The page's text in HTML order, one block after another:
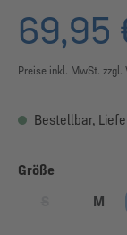
69,95
Preise inkl. MwSt. zzgl.
Bestellbar,
Größe
(Diese Option
M